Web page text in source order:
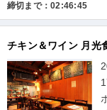
締切まで：02:46:44
チキン＆ワイン 月光